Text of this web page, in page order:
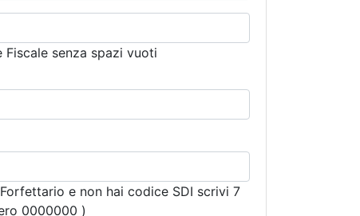
Fiscale senza spazi vuoti
e non hai codice SDI scrivi 7
0000000 )